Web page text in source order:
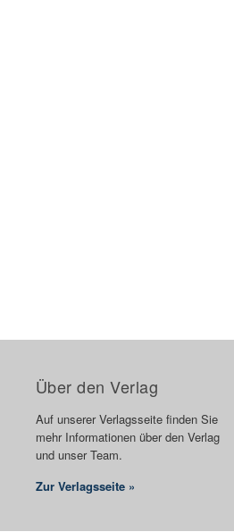
Über den Verlag
Auf unserer Verlagsseite finden Sie
mehr Informationen über den Verlag
und unser Team.
Zur Verlagsseite »